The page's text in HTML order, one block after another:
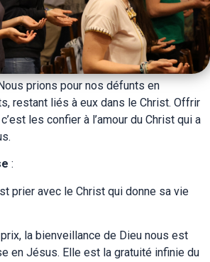
prions pour nos défunts en
restant liés à eux dans le Christ. Offrir
les confier à l’amour du Christ qui a
:
prier avec le Christ qui donne sa vie
la bienveillance de Dieu nous est
en Jésus. Elle est la gratuité infinie du